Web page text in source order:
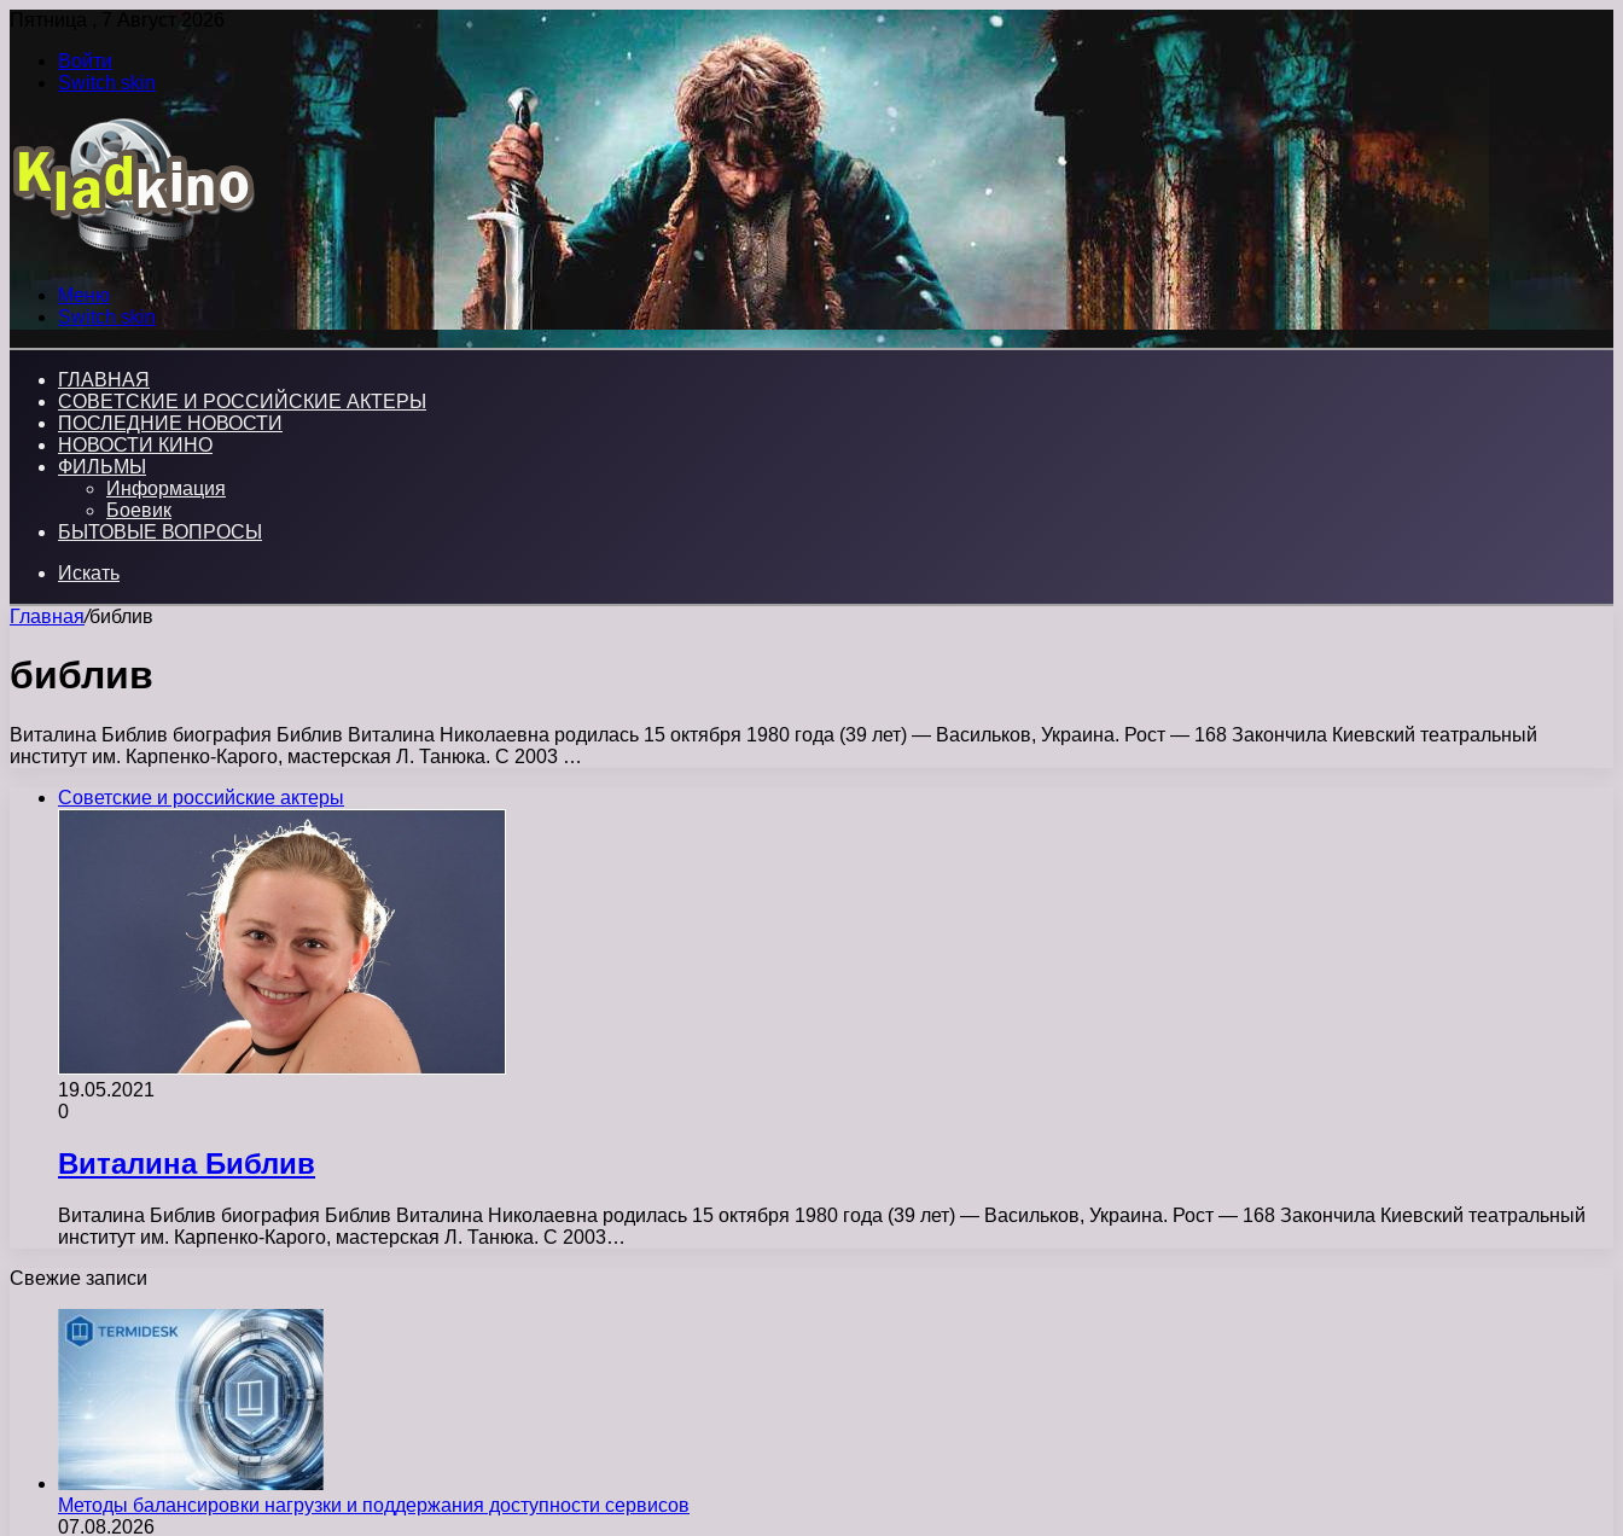
Пятница , 7 Август 2026
Войти
Switch skin
Меню
Switch skin
ГЛАВНАЯ
СОВЕТСКИЕ И РОССИЙСКИЕ АКТЕРЫ
ПОСЛЕДНИЕ НОВОСТИ
НОВОСТИ КИНО
ФИЛЬМЫ
Информация
Боевик
БЫТОВЫЕ ВОПРОСЫ
Искать
Главная/библив
библив
Виталина Библив биография Библив Виталина Николаевна родилась 15 октября 1980 года (39 лет) — Васильков, Украина. Рост — 168 Закончила Киевский театральный
институт им. Карпенко-Карого, мастерская Л. Танюка. С 2003 …
Советские и российские актеры
19.05.2021
0
Виталина Библив
Виталина Библив биография Библив Виталина Николаевна родилась 15 октября 1980 года (39 лет) — Васильков, Украина. Рост — 168 Закончила Киевский театральный
институт им. Карпенко-Карого, мастерская Л. Танюка. С 2003…
Свежие записи
Методы балансировки нагрузки и поддержания доступности сервисов
07.08.2026